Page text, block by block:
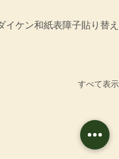
イケン和紙表障子貼り替え
すべて表示